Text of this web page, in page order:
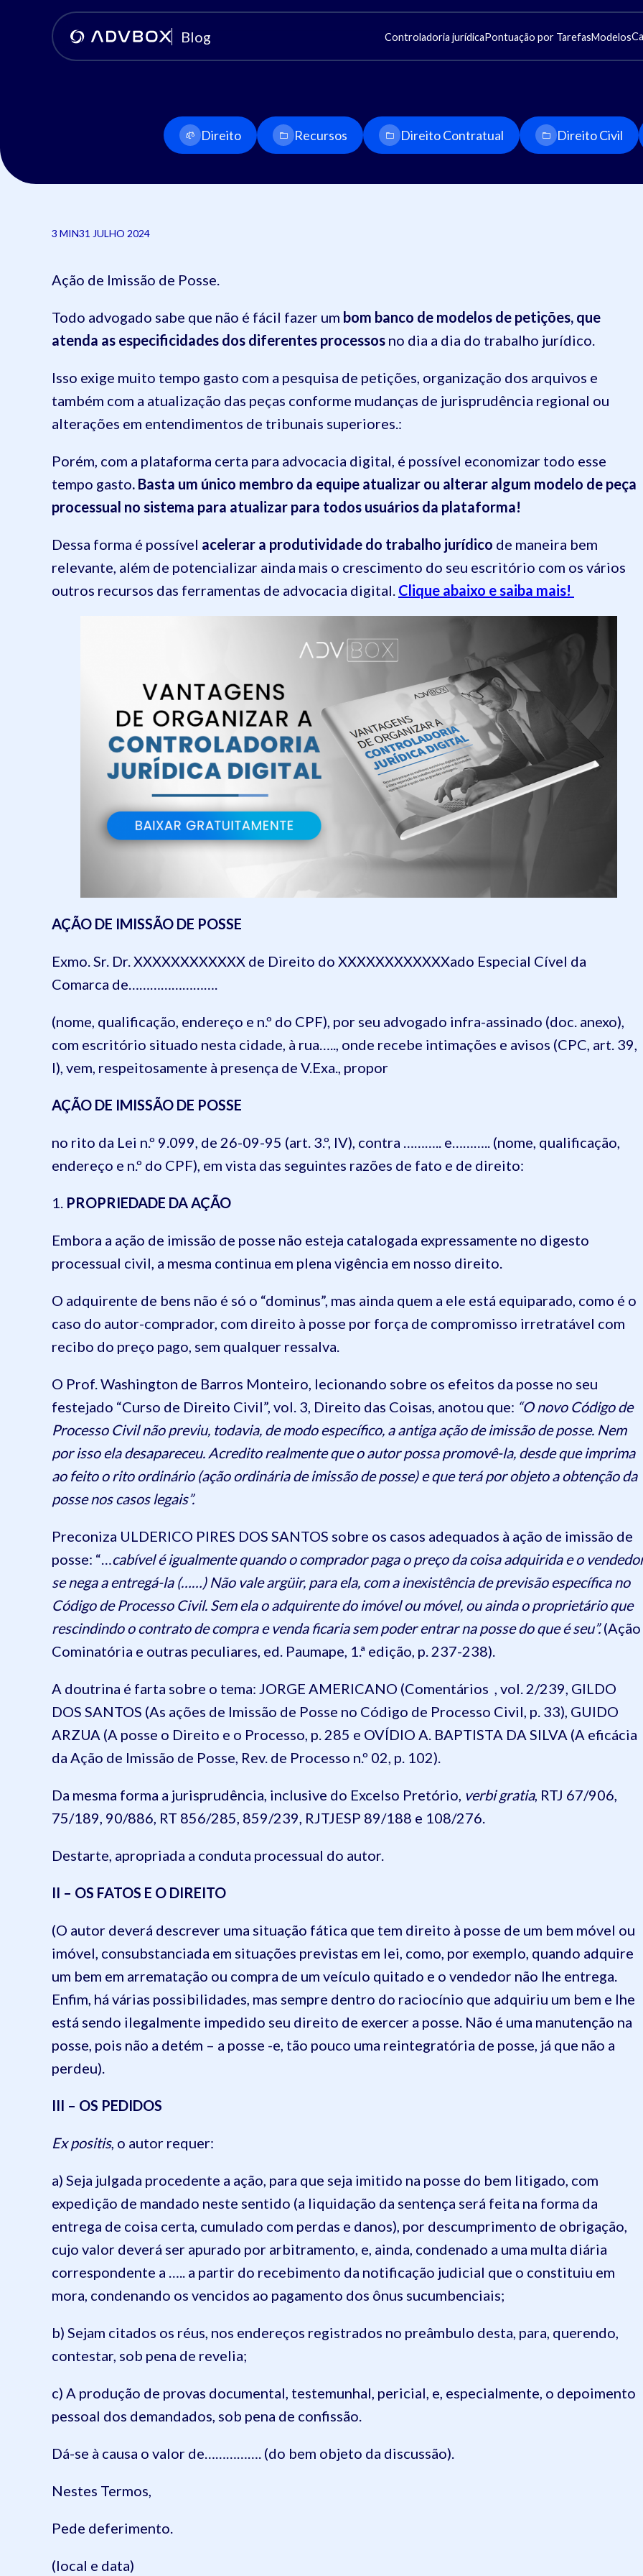
Blog Controladoria jurídicaPontuação por TarefasModelos
Direito Recursos Direito Contratual Direito Civil
3 MIN31 JULHO 2024
Ação de Imissão de Posse.
Todo advogado sabe que não é fácil fazer um bom banco de modelos de petições, que
atenda as especificidades dos diferentes processos no dia a dia do trabalho jurídico.
Isso exige muito tempo gasto com a pesquisa de petições, organização dos arquivos e
também com a atualização das peças conforme mudanças de jurisprudência regional ou
alterações em entendimentos de tribunais superiores.:
Porém, com a plataforma certa para advocacia digital, é possível economizar todo esse
tempo gasto. Basta um único membro da equipe atualizar ou alterar algum modelo de peça
processual no sistema para atualizar para todos usuários da plataforma!
Dessa forma é possível acelerar a produtividade do trabalho jurídico de maneira bem
relevante, além de potencializar ainda mais o crescimento do seu escritório com os vários
outros recursos das ferramentas de advocacia digital. Clique abaixo e saiba mais!
AÇÃO DE IMISSÃO DE POSSE
Exmo. Sr. Dr. XXXXXXXXXXXX de Direito do XXXXXXXXXXXXado Especial Cível da
Comarca de…………………….
(nome, qualificação, endereço e n.º do CPF), por seu advogado infra-assinado (doc. anexo),
com escritório situado nesta cidade, à rua….., onde recebe intimações e avisos (CPC, art. 39,
I), vem, respeitosamente à presença de V.Exa., propor
AÇÃO DE IMISSÃO DE POSSE
no rito da Lei n.º 9.099, de 26-09-95 (art. 3.º, IV), contra ……….. e……….. (nome, qualificação,
endereço e n.º do CPF), em vista das seguintes razões de fato e de direito:
1. PROPRIEDADE DA AÇÃO
Embora a ação de imissão de posse não esteja catalogada expressamente no digesto
processual civil, a mesma continua em plena vigência em nosso direito.
O adquirente de bens não é só o “dominus”, mas ainda quem a ele está equiparado, como é o
caso do autor-comprador, com direito à posse por força de compromisso irretratável com
recibo do preço pago, sem qualquer ressalva.
O Prof. Washington de Barros Monteiro, lecionando sobre os efeitos da posse no seu
festejado “Curso de Direito Civil”, vol. 3, Direito das Coisas, anotou que: “O novo Código de
Processo Civil não previu, todavia, de modo específico, a antiga ação de imissão de posse. Nem
por isso ela desapareceu. Acredito realmente que o autor possa promovê-la, desde que imprima
ao feito o rito ordinário (ação ordinária de imissão de posse) e que terá por objeto a obtenção da
posse nos casos legais”.
Preconiza ULDERICO PIRES DOS SANTOS sobre os casos adequados à ação de imissão de
posse: “…cabível é igualmente quando o comprador paga o preço da coisa adquirida e o
se nega a entregá-la (……) Não vale argüir, para ela, com a inexistência de previsão específica no
Código de Processo Civil. Sem ela o adquirente do imóvel ou móvel, ou ainda o proprietário que
rescindindo o contrato de compra e venda ficaria sem poder entrar na posse do que é seu”.(Ação
Cominatória e outras peculiares, ed. Paumape, 1.ª edição, p. 237-238).
A doutrina é farta sobre o tema: JORGE AMERICANO (Comentários , vol. 2/239, GILDO
DOS SANTOS (As ações de Imissão de Posse no Código de Processo Civil, p. 33), GUIDO
ARZUA (A posse o Direito e o Processo, p. 285 e OVÍDIO A. BAPTISTA DA SILVA (A eficácia
da Ação de Imissão de Posse, Rev. de Processo n.º 02, p. 102).
Da mesma forma a jurisprudência, inclusive do Excelso Pretório, verbi gratia, RTJ 67/906,
75/189, 90/886, RT 856/285, 859/239, RJTJESP 89/188 e 108/276.
Destarte, apropriada a conduta processual do autor.
II – OS FATOS E O DIREITO
(O autor deverá descrever uma situação fática que tem direito à posse de um bem móvel ou
imóvel, consubstanciada em situações previstas em lei, como, por exemplo, quando adquire
um bem em arrematação ou compra de um veículo quitado e o vendedor não lhe entrega.
Enfim, há várias possibilidades, mas sempre dentro do raciocínio que adquiriu um bem e lhe
está sendo ilegalmente impedido seu direito de exercer a posse. Não é uma manutenção na
posse, pois não a detém – a posse -e, tão pouco uma reintegratória de posse, já que não a
perdeu).
III – OS PEDIDOS
Ex positis, o autor requer:
a) Seja julgada procedente a ação, para que seja imitido na posse do bem litigado, com
expedição de mandado neste sentido (a liquidação da sentença será feita na forma da
entrega de coisa certa, cumulado com perdas e danos), por descumprimento de obrigação,
cujo valor deverá ser apurado por arbitramento, e, ainda, condenado a uma multa diária
correspondente a ….. a partir do recebimento da notificação judicial que o constituiu em
mora, condenando os vencidos ao pagamento dos ônus sucumbenciais;
b) Sejam citados os réus, nos endereços registrados no preâmbulo desta, para, querendo,
contestar, sob pena de revelia;
c) A produção de provas documental, testemunhal, pericial, e, especialmente, o depoimento
pessoal dos demandados, sob pena de confissão.
Dá-se à causa o valor de……………. (do bem objeto da discussão).
Nestes Termos,
Pede deferimento.
(local e data)